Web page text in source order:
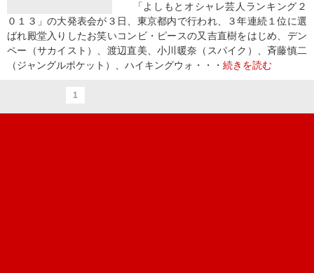
「よしもとオシャレ芸人ランキング２
０１３」の大発表会が３日、東京都内で行われ、３年連続１位に選
ばれ殿堂入りしたお笑いコンビ・ピースの又吉直樹をはじめ、デン
ペー（サカイスト）、渡辺直美、小川暖奈（スパイク）、斉藤慎二
（ジャングルポケット）、ハイキングウォ・・・ 続きを読む
1